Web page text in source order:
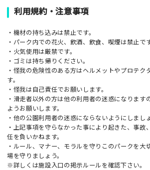
利用規約・注意事項
・機材の持ち込みは禁止です。
・パーク内での花火、飲酒、飲食、喫煙は禁止です
・火気使用は厳禁です。
・ゴミは持ち帰りください。
・怪我の危険性のある方はヘルメットやプロテク
す。
・怪我は自己責任でお願いします。
・滑走者以外の方は他の利用者の迷惑になります
ようお願いします。
・他の公園利用者の迷惑にならないようにしましょ
・上記事項を守らなかった事により起きた、事故
任を負いかねます。
・ルール、マナー、モラルを守りこのパークを大
場を守りましょう。
※詳しくは施設入口の掲示ルールを確認下さい。